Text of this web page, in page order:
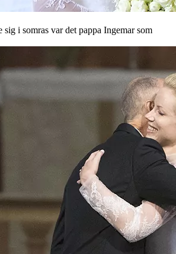
i somras var det pappa Ingemar som